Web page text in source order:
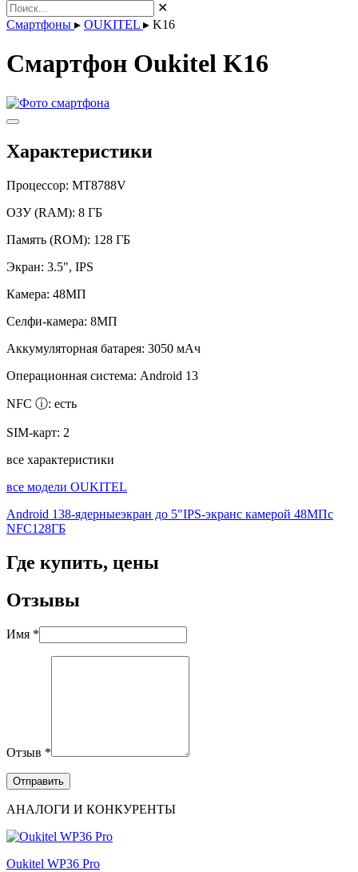
✕
Смартфоны ▸ OUKITEL ▸ K16
Смартфон Oukitel K16
Характеристики
Процессор: MT8788V
ОЗУ (RAM): 8 ГБ
Память (ROM): 128 ГБ
Экран: 3.5", IPS
Камера: 48МП
Селфи-камера: 8МП
Аккумуляторная батарея: 3050 мАч
Операционная система: Android 13
NFC ⓘ: есть
SIM-карт: 2
все характеристики
все модели OUKITEL
Android 138-ядерныеэкран до 5"IPS-экранс камерой 48МПс
NFC128ГБ
Где купить, цены
Отзывы
Имя *
Отзыв *
АНАЛОГИ И КОНКУРЕНТЫ
Oukitel WP36 Pro